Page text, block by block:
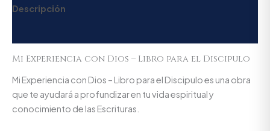
Descripción
Mi Experiencia con Dios – Libro para el Discipulo
Mi Experiencia con Dios – Libro para el Discipulo es una obra
que te ayudará a profundizar en tu vida espiritual y
conocimiento de las Escrituras.